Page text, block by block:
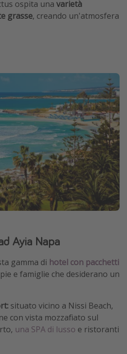
ospita una varietà
grasse, creando un'atmosfera
Ayia Napa
gamma di hotel con pacchetti
e famiglie che desiderano un
situato vicino a Nissi Beach,
con vista mozzafiato sul
una SPA di lusso e ristoranti